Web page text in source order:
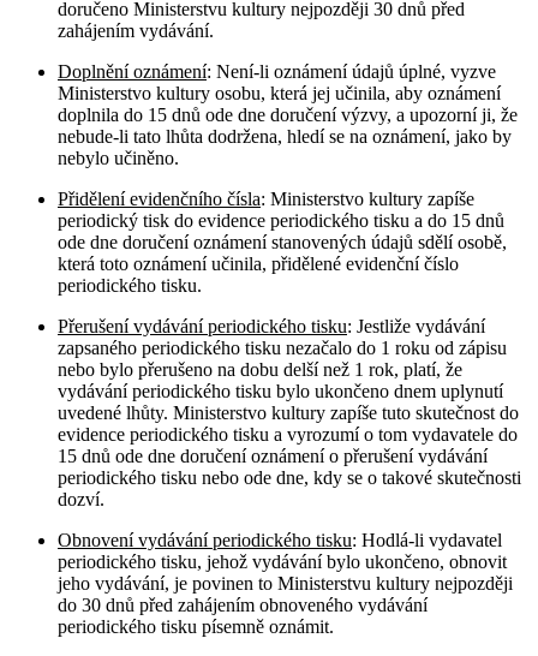
doručeno Ministerstvu kultury nejpozději 30 dnů před
zahájením vydávání.
Doplnění oznámení: Není-li oznámení údajů úplné, vyzve
Ministerstvo kultury osobu, která jej učinila, aby oznámení
doplnila do 15 dnů ode dne doručení výzvy, a upozorní ji, že
nebude-li tato lhůta dodržena, hledí se na oznámení, jako by
nebylo učiněno.
Přidělení evidenčního čísla: Ministerstvo kultury zapíše
periodický tisk do evidence periodického tisku a do 15 dnů
ode dne doručení oznámení stanovených údajů sdělí osobě,
která toto oznámení učinila, přidělené evidenční číslo
periodického tisku.
Přerušení vydávání periodického tisku: Jestliže vydávání
zapsaného periodického tisku nezačalo do 1 roku od zápisu
nebo bylo přerušeno na dobu delší než 1 rok, platí, že
vydávání periodického tisku bylo ukončeno dnem uplynutí
uvedené lhůty. Ministerstvo kultury zapíše tuto skutečnost do
evidence periodického tisku a vyrozumí o tom vydavatele do
15 dnů ode dne doručení oznámení o přerušení vydávání
periodického tisku nebo ode dne, kdy se o takové skutečnosti
dozví.
Obnovení vydávání periodického tisku: Hodlá-li vydavatel
periodického tisku, jehož vydávání bylo ukončeno, obnovit
jeho vydávání, je povinen to Ministerstvu kultury nejpozději
do 30 dnů před zahájením obnoveného vydávání
periodického tisku písemně oznámit.